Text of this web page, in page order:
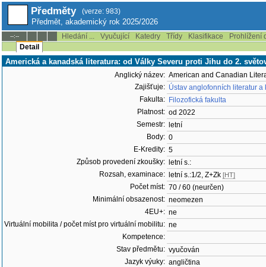
Předměty (verze: 983)
Předmět, akademický rok 2025/2026
--:-- Hledání ... Vyučující Katedry Třídy Klasifikace
Prohlížení
Detail
Americká a kanadská literatura: od Války Severu proti Jihu do 2.
Anglický název: American and Canadian
Zajišťuje: Ústav anglofonních literatur a
Fakulta: Filozofická fakulta
Platnost: od 2022
Semestr:
letní
Body: 0
E-Kredity: 5
Způsob provedení zkoušky:
letní s.:
Rozsah, examinace:
letní s.:1/2, Z+Zk [HT]
Počet míst: 70 / 60 (neurčen)
Minimální obsazenost: neomezen
4EU+: ne
Virtuální mobilita / počet míst pro virtuální mobilitu: ne
Kompetence:
Stav předmětu: vyučován
Jazyk výuky: angličtina